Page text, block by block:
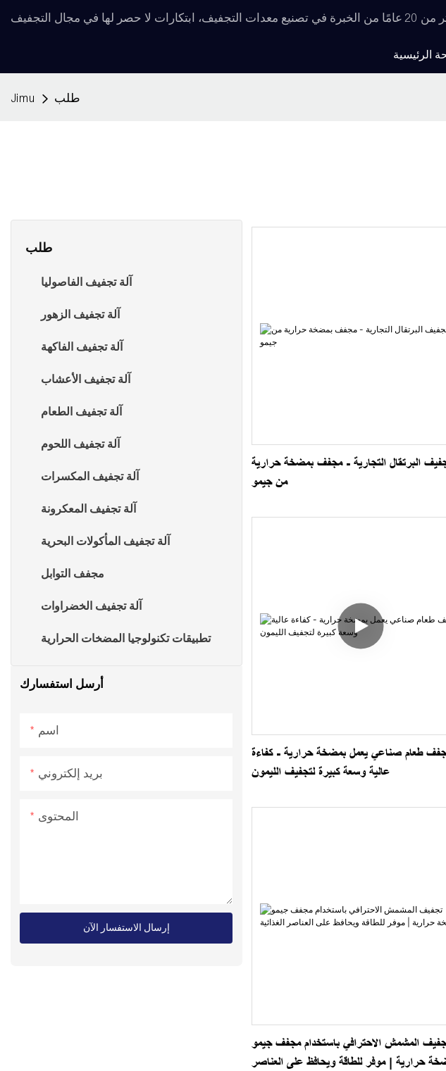
تصنيع معدات التجفيف، ابتكارات لا حصر لها في مجال التجفيف
الرئيسية
Jimu طلب
طلب
آلة تجفيف الفاصوليا
آلة تجفيف الزهور
آلة تجفيف الفاكهة
آلة تجفيف الأعشاب
آلة تجفيف الطعام
آلة تجفيف اللحوم
آلة تجفيف المكسرات
آلة تجفيف المعكرونة
آلة تجفيف المأكولات البحرية
مجفف التوابل
آلة تجفيف الخضراوات
تطبيقات تكنولوجيا المضخات الحرارية
أرسل استفسارك
اسم
بريد إلكتروني
المحتوى
إرسال الاستفسار الآن
البرتقال التجارية - مجفف بمضخة حرارية
من جيمو
طعام صناعي يعمل بمضخة حرارية - كفاءة
عالية وسعة كبيرة لتجفيف الليمون
المشمش الاحترافي باستخدام مجفف جيمو
حرارية | موفر للطاقة ويحافظ على العناصر